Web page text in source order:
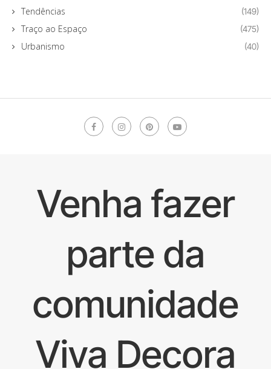
Tendências (149)
Traço ao Espaço (475)
Urbanismo (40)
Venha fazer
parte da
comunidade
Viva Decora